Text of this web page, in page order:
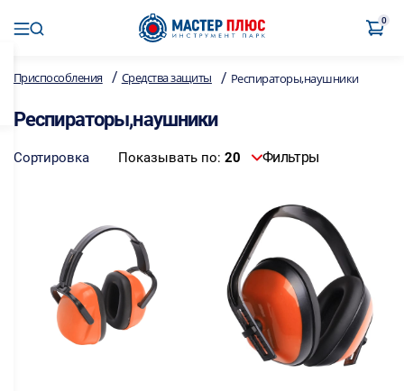
0
Приспособления / Средства защиты / Респираторы,наушники
Респираторы,наушники
Сортировка Показывать по: 20 Фильтры